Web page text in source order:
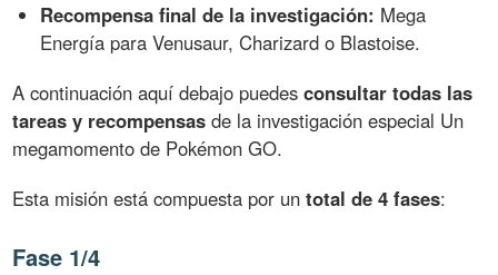
Recompensa final de la investigación: Mega
Energía para Venusaur, Charizard o Blastoise.
A continuación aquí debajo puedesconsultar todas las
tareas y recompensas de la investigación especial Un
megamomento de Pokémon GO.
Esta misión está compuesta por untotal de 4 fases:
Fase 1/4